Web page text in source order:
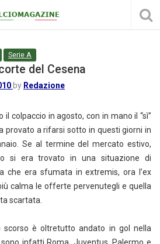
Serie A
del Cesena
by Redazione
colpaccio in agosto, con in mano il “sì”
provato a rifarsi sotto in questi giorni in
Se al termine del mercato estivo,
si era trovato in una situazione di
che era sfumata in extremis, ora l’ex
calma le offerte pervenutegli e quella
scartata.
scorso è oltretutto andato in gol nella